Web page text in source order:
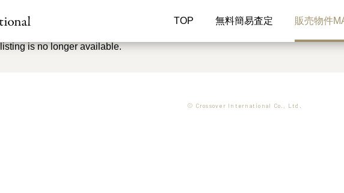
TOP 無料簡易査定 販売物件
is no longer available.
© Crossover International Co., Ltd.